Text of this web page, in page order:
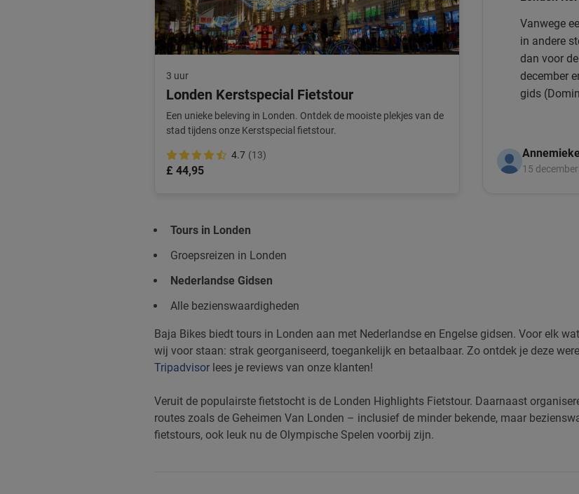
3 uur
Londen Kerstspecial Fietstour
Een unieke beleving in Londen. Ontdek de mooiste plekjes van de
stad tijdens onze Kerstspecial fietstour.
4.7 (13)
£ 44,95
Vanwege
in andere
dan voor
december en
gids
om op
15
Tours in Londen
Groepsreizen in Londen
Nederlandse Gidsen
Alle bezienswaardigheden
Baja Bikes biedt tours in Londen aan met Nederlandse en Engelse gidsen. Voor elk
wij voor staan: strak georganiseerd, toegankelijk en betaalbaar. Zo ontdek je deze
Tripadvisor lees je reviews van onze klanten!
Veruit de populairste fietstocht is de Londen Highlights Fietstour. Daarnaast
routes zoals de Geheimen Van Londen – inclusief de minder bekende, maar
fietstours, ook leuk nu de Olympische Spelen voorbij zijn.